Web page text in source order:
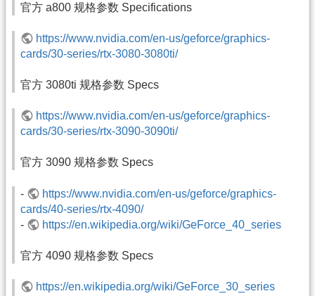
官方 a800 规格参数 Specifications
https://www.nvidia.com/en-us/geforce/graphics-
cards/30-series/rtx-3080-3080ti/
官方 3080ti 规格参数 Specs
https://www.nvidia.com/en-us/geforce/graphics-
cards/30-series/rtx-3090-3090ti/
官方 3090 规格参数 Specs
-
https://www.nvidia.com/en-us/geforce/graphics-
cards/40-series/rtx-4090/
-
https://en.wikipedia.org/wiki/GeForce_40_series
官方 4090 规格参数 Specs
https://en.wikipedia.org/wiki/GeForce_30_series